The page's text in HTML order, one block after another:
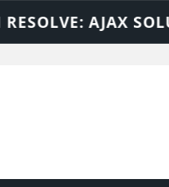
DEDETIZADORA •